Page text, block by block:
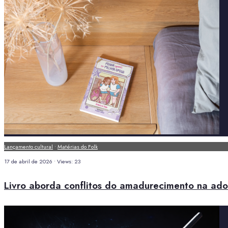
Lançamento cultural • Matérias do Folk
17 de abril de 2026 • Views: 23
Livro aborda conflitos do amadurecimento na